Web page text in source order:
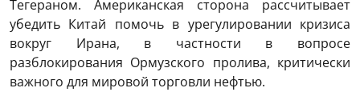
Тегераном. Американская сторона рассчитывает
убедить Китай помочь в урегулировании кризиса
вокруг Ирана, в частности в вопросе
разблокирования Ормузского пролива, критически
важного для мировой торговли нефтью.